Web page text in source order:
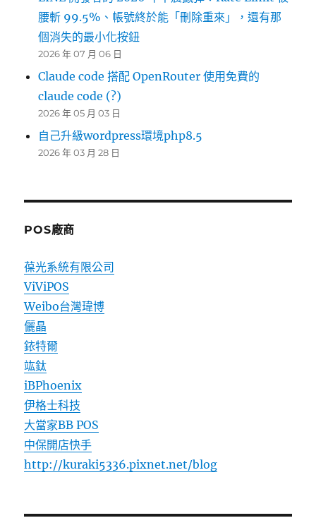
腰斬 99.5%、帳號終於能「刪除重來」，還有那
個消失的最小化按鈕
2026 年 07 月 06 日
Claude code 搭配 OpenRouter 使用免費的
claude code (?)
2026 年 05 月 03 日
自己升級wordpress環境php8.5
2026 年 03 月 28 日
POS廠商
葆光系統有限公司
ViViPOS
Weibo台灣瑋博
儷晶
銥特爾
竑鈦
iBPhoenix
伊格士科技
大當家BB POS
中保開店快手
http://kuraki5336.pixnet.net/blog